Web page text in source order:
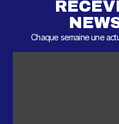
Chaque semaine une